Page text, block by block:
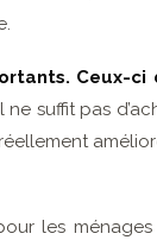
Ceux-ci
ne suffit pas
les